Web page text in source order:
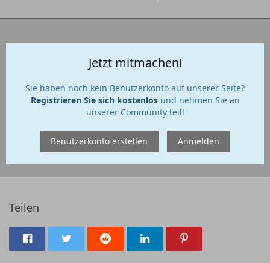
Jetzt mitmachen!
Sie haben noch kein Benutzerkonto auf unserer Seite?
Registrieren Sie sich kostenlosund nehmen Sie an
unserer Community teil!
Benutzerkonto erstellen Anmelden
Teilen